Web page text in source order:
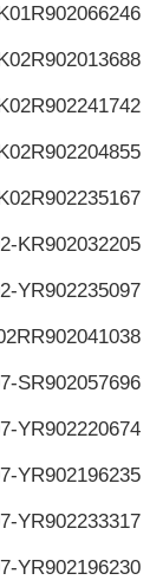
R902066246
R902013688
R902241742
R902204855
R902235167
R902032205
K
R902235097
Y
R902041038
R902057696
S
R902220674
Y
R902196235
Y
R902233317
Y
R902196230
Y